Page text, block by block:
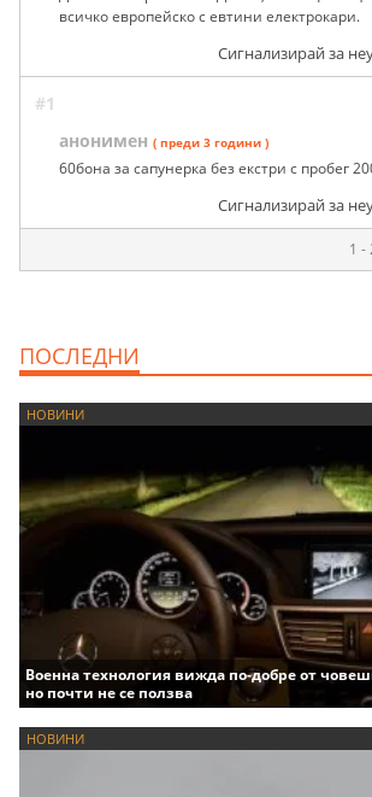
всичко европейско с евтини електрокари.
Сигнализирай за
#1
анонимен ( преди 3 години )
60бона за сапунерка без екстри с пробег
Сигнализирай за
1 -
ПОСЛЕДНИ
НОВИНИ
Военна технология вижда по-добре от
но почти не се ползва
НОВИНИ